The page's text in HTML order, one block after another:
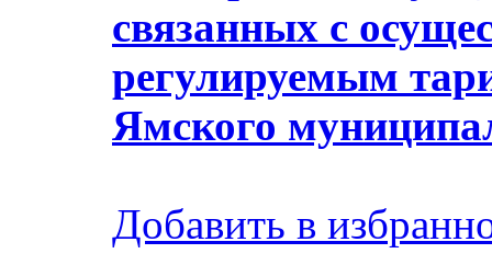
связанных с
регулируемым
Ямского
Добавить в